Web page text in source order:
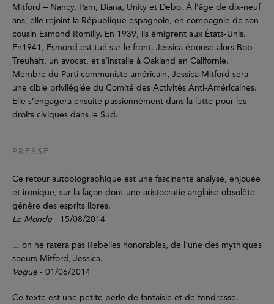
Mitford – Nancy, Pam, Diana, Unity et Debo. À l’âge de dix-neuf
ans, elle rejoint la République espagnole, en compagnie de son
cousin Esmond Romilly. En 1939, ils émigrent aux États-Unis.
En1941, Esmond est tué sur le front. Jessica épouse alors Bob
Treuhaft, un avocat, et s’installe à Oakland en Californie.
Membre du Parti communiste américain, Jessica Mitford sera
une cible privilégiée du Comité des Activités Anti-Américaines.
Elle s’engagera ensuite passionnément dans la lutte pour les
droits civiques dans le Sud.
PRESSE
Ce retour autobiographique est une fascinante analyse, enjouée
et ironique, sur la façon dont une aristocratie anglaise obsolète
génère des esprits libres.
Le Monde - 15/08/2014
... on ne ratera pas Rebelles honorables, de l'une des mythiques
soeurs Mitford, Jessica.
Vogue - 01/06/2014
Ce texte est une petite perle de fantaisie et de tendresse.